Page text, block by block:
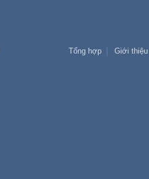
Tổng hợp Giới thiệu